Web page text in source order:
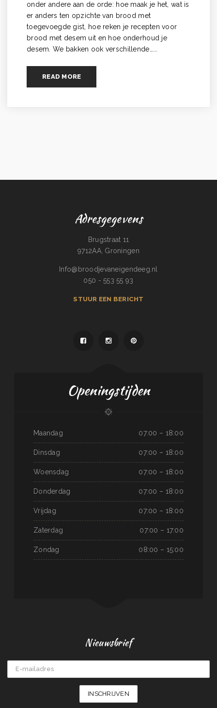
onder andere aan de orde: hoe maak je het, wat is
er anders ten opzichte van brood met
toegevoegde gist, hoe reken je recepten voor
brood met desem uit en hoe onderhoud je
desem. We bakken ook verschillende…...
READ MORE
Adresgegevens
Brugstraat 11
9712AA, Groningen
Info@broodjevaneigendeeg.nl
050 - 553 55 93
STUUR EEN BERICHT
Openingstijden
Maandag 07:00 – 18:00
Dinsdag 07:00 – 18:00
Woensdag 07:00 – 18:00
Donderdag 07:00 – 18:00
Vrijdag 07:00 – 18:00
Zaterdag 07:00 – 17:00
Zondag 08:00 – 15:00
Nieuwsbrief